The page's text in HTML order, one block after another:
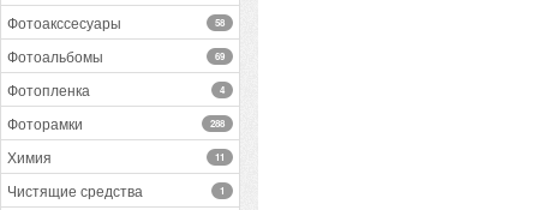
Фотоакссесуары 58
Фотоальбомы 69
Фотопленка 4
Фоторамки 288
Химия 11
Чистящие средства 1